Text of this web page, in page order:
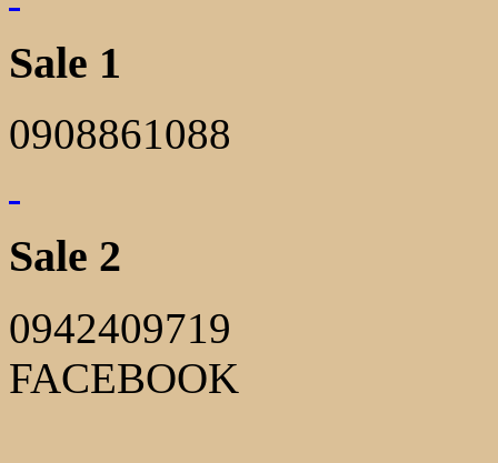
Sale 1
0908861088
Sale 2
0942409719
FACEBOOK